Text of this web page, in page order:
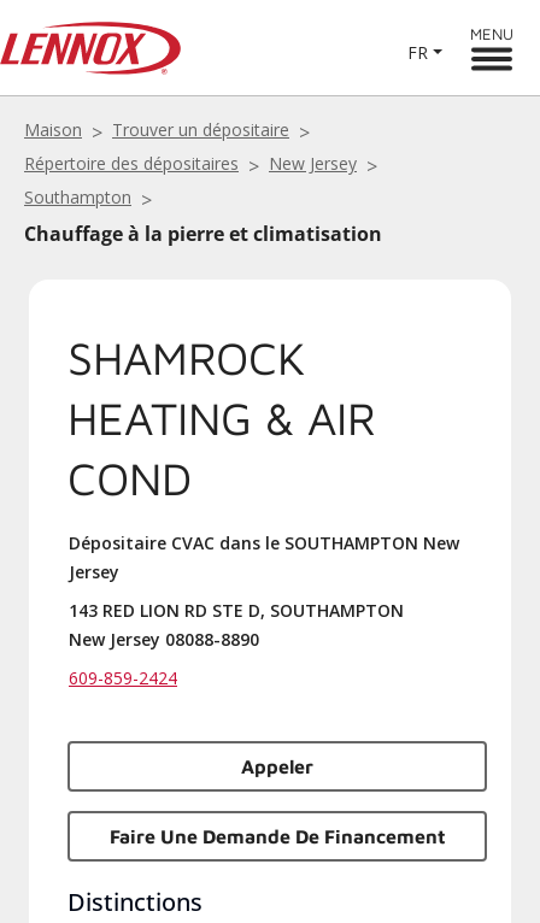
FR
MENU
Maison
Trouver un dépositaire
Répertoire des dépositaires
New Jersey
Southampton
Chauffage à la pierre et climatisation
SHAMROCK
HEATING & AIR
COND
Dépositaire CVAC dans le SOUTHAMPTON New
Jersey
143 RED LION RD STE D, SOUTHAMPTON
New Jersey 08088-8890
609-859-2424
Appeler
Faire Une Demande De Financement
Distinctions